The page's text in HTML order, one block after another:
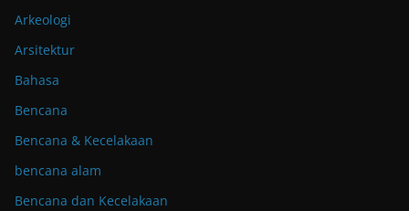
Arkeologi
Arsitektur
Bahasa
Bencana
Bencana & Kecelakaan
bencana alam
Bencana dan Kecelakaan